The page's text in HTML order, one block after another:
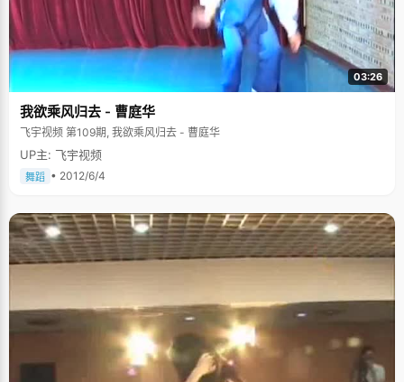
03:26
我欲乘风归去 - 曹庭华
飞宇视频 第109期, 我欲乘风归去 - 曹庭华
UP主: 飞宇视频
舞蹈 • 2012/6/4